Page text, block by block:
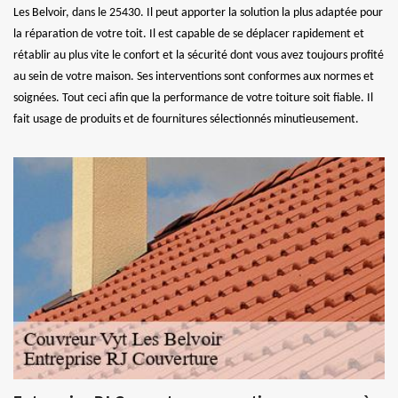
Les Belvoir, dans le 25430. Il peut apporter la solution la plus adaptée pour
la réparation de votre toit. Il est capable de se déplacer rapidement et
rétablir au plus vite le confort et la sécurité dont vous avez toujours profité
au sein de votre maison. Ses interventions sont conformes aux normes et
soignées. Tout ceci afin que la performance de votre toiture soit fiable. Il
fait usage de produits et de fournitures sélectionnés minutieusement.